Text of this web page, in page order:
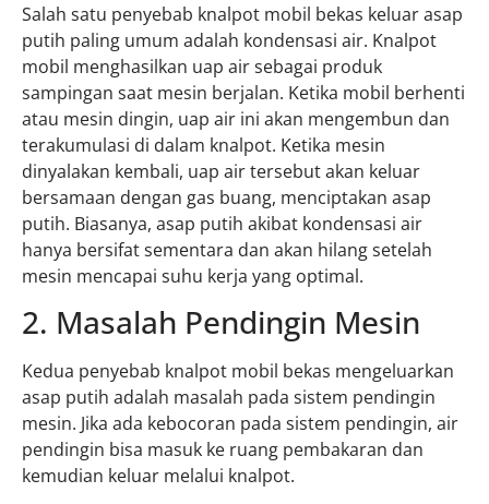
Salah satu penyebab knalpot mobil bekas keluar asap
putih paling umum adalah kondensasi air. Knalpot
mobil menghasilkan uap air sebagai produk
sampingan saat mesin berjalan. Ketika mobil berhenti
atau mesin dingin, uap air ini akan mengembun dan
terakumulasi di dalam knalpot. Ketika mesin
dinyalakan kembali, uap air tersebut akan keluar
bersamaan dengan gas buang, menciptakan asap
putih. Biasanya, asap putih akibat kondensasi air
hanya bersifat sementara dan akan hilang setelah
mesin mencapai suhu kerja yang optimal.
2. Masalah Pendingin Mesin
Kedua penyebab knalpot mobil bekas mengeluarkan
asap putih adalah masalah pada sistem pendingin
mesin. Jika ada kebocoran pada sistem pendingin, air
pendingin bisa masuk ke ruang pembakaran dan
kemudian keluar melalui knalpot.